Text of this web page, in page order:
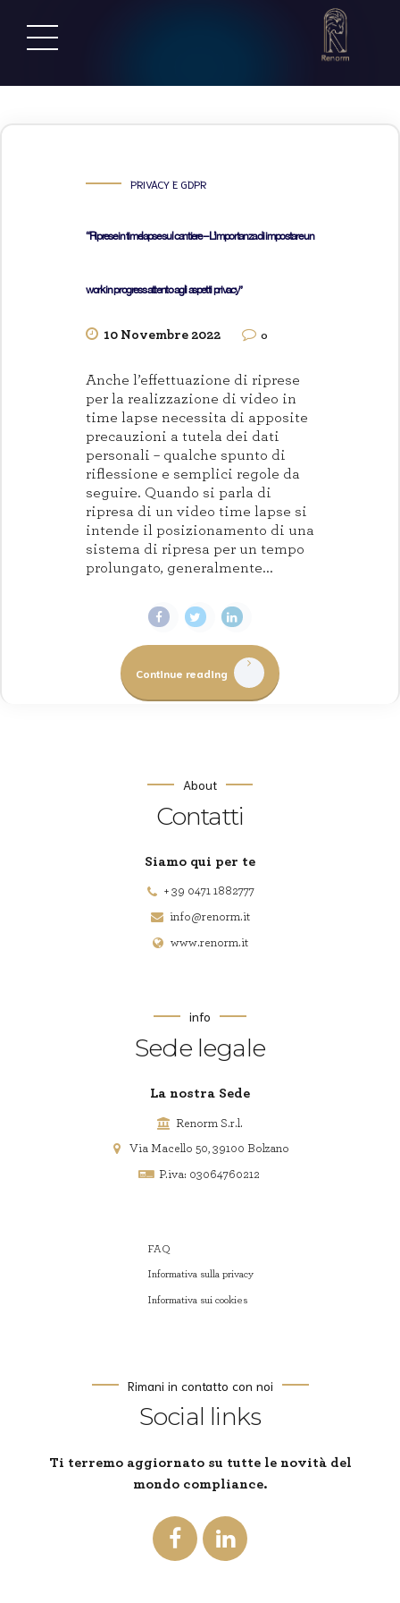
PRIVACY E GDPR
“Riprese in timelapse sul cantiere – L’importanza di impostare un
work in progress attento agli aspetti privacy”
10 Novembre 2022 0
Anche l’effettuazione di riprese
per la realizzazione di video in
time lapse necessita di apposite
precauzioni a tutela dei dati
personali – qualche spunto di
riflessione e semplici regole da
seguire. Quando si parla di
ripresa di un video time lapse si
intende il posizionamento di una
sistema di ripresa per un tempo
prolungato, generalmente...
Continue reading
About
Contatti
Siamo qui per te
+ 39 0471 1882777
info@renorm.it
www.renorm.it
info
Sede legale
La nostra Sede
Renorm S.r.l.
Via Macello 50, 39100 Bolzano
P.iva: 03064760212
FAQ
Informativa sulla privacy
Informativa sui cookies
Rimani in contatto con noi
Social links
Ti terremo aggiornato su tutte le novità del
mondo compliance.